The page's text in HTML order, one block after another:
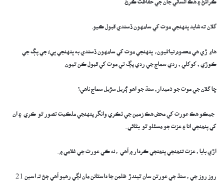
ڪرائڻ ۽ هڪ انساني جان جي حفاظت ڪرڻ.
گلان ته شايد پنهنجي موت کي سامهون ڏسندي قبول ڪيو.
هاءِ ڙي هي معصوم نياڻيون، پنهنجي موت کي سامهون ڏسندي به پنهنجي پيءُ جي پڳ جي
ڪوڙي ، کوکلي ، ردي سماج جي ردي پڳ تي موت کي قبول ڪن ٿيون.
ڇا گلان جي موت جو ذميدار، سنڌ جو اهو ڳريل سڙيل سماج ناهي؟
جيڪو هڪ عورت کي محض هڪ زمين جي ٽڪري وانگر پنهنجي ملڪيت تصور ٿو ڪري ۽ ان
کي پنھنجي انا ۽ عزت جو مسئلو ٿو بڻائي .
اڙي بابا ، عزت تنھنجي پنھنجي ڪردار ۾ آهي ، نه ڪي عورت جي غلامي ۾ .
روز روز جي ، سنڌ جي عورتن سان ٿيندڙ ظلمن جا داستانن مان لڳي رهيو آهي ڄڻ تہ اسين 21